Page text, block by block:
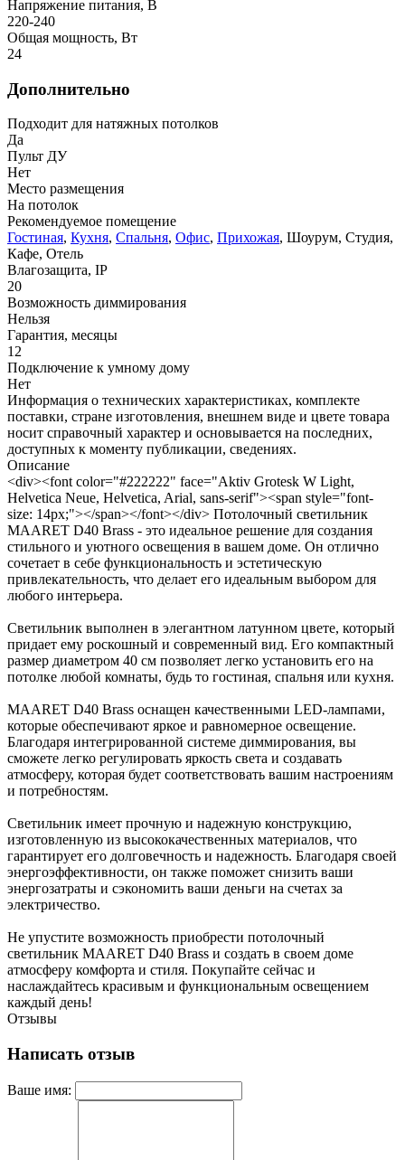
Напряжение питания, В
220-240
Общая мощность, Вт
24
Дополнительно
Подходит для натяжных потолков
Да
Пульт ДУ
Нет
Место размещения
На потолок
Рекомендуемое помещение
Гостиная, Кухня, Спальня, Офис, Прихожая, Шоурум, Студия,
Кафе, Отель
Влагозащита, IP
20
Возможность диммирования
Нельзя
Гарантия, месяцы
12
Подключение к умному дому
Нет
Информация о технических характеристиках, комплекте
поставки, стране изготовления, внешнем виде и цвете товара
носит справочный характер и основывается на последних,
доступных к моменту публикации, сведениях.
Описание
<div><font color="#222222" face="Aktiv Grotesk W Light,
Helvetica Neue, Helvetica, Arial, sans-serif"><span style="font-
size: 14px;"></span></font></div> Потолочный светильник
MAARET D40 Brass - это идеальное решение для создания
стильного и уютного освещения в вашем доме. Он отлично
сочетает в себе функциональность и эстетическую
привлекательность, что делает его идеальным выбором для
любого интерьера.
Светильник выполнен в элегантном латунном цвете, который
придает ему роскошный и современный вид. Его компактный
размер диаметром 40 см позволяет легко установить его на
потолке любой комнаты, будь то гостиная, спальня или кухня.
MAARET D40 Brass оснащен качественными LED-лампами,
которые обеспечивают яркое и равномерное освещение.
Благодаря интегрированной системе диммирования, вы
сможете легко регулировать яркость света и создавать
атмосферу, которая будет соответствовать вашим настроениям
и потребностям.
Светильник имеет прочную и надежную конструкцию,
изготовленную из высококачественных материалов, что
гарантирует его долговечность и надежность. Благодаря своей
энергоэффективности, он также поможет снизить ваши
энергозатраты и сэкономить ваши деньги на счетах за
электричество.
Не упустите возможность приобрести потолочный
светильник MAARET D40 Brass и создать в своем доме
атмосферу комфорта и стиля. Покупайте сейчас и
наслаждайтесь красивым и функциональным освещением
каждый день!
Отзывы
Написать отзыв
Ваше имя: